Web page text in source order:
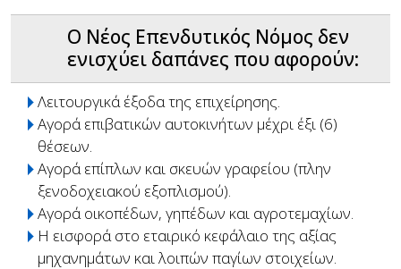
Ο Νέος Επενδυτικός Νόμος δεν
ενισχύει δαπάνες που αφορούν:
Λειτουργικά έξοδα της επιχείρησης.
Αγορά επιβατικών αυτοκινήτων μέχρι έξι (6)
θέσεων.
Αγορά επίπλων και σκευών γραφείου (πλην
ξενοδοχειακού εξοπλισμού).
Αγορά οικοπέδων, γηπέδων και αγροτεμαχίων.
Η εισφορά στο εταιρικό κεφάλαιο της αξίας
μηχανημάτων και λοιπών παγίων στοιχείων.